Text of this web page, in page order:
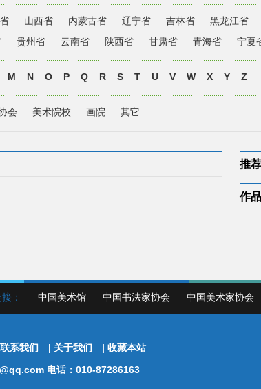
山西省 内蒙古省 辽宁省 吉林省 黑龙江省
贵州省 云南省 陕西省 甘肃省 青海省 宁夏
M N O P Q R S T U V W X Y Z
会 美术院校 画院 其它
推
作
： 中国美术馆 中国书法家协会 中国美术家协会
联系我们 | 关于我们 | 收藏本站
电话：010-87286163